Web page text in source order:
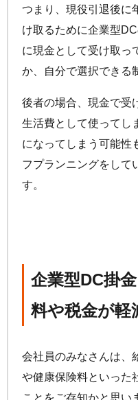
つまり、現役引退後に
け取るために企業型
に現金として受け取っ
か、自分で選択できる
後者の場合、現金で受
生活費として使ってし
になってしまう可能性
フプランニングをして
す。
企業型DC掛
料や税金が軽
会社員のみなさんは、
や健康保険料といった